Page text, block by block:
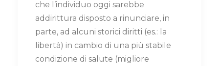
che l’individuo oggi sarebbe
addirittura disposto a rinunciare, in
parte, ad alcuni storici diritti (es.: la
libertà) in cambio di una più stabile
condizione di salute (migliore